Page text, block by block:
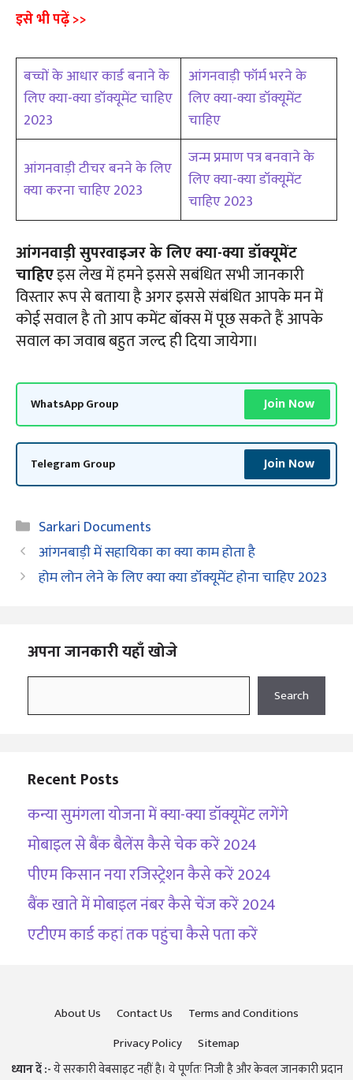
इसे भी पढ़ें >>
बच्चों के आधार कार्ड बनाने के
लिए क्या-क्या डॉक्यूमेंट चाहिए
2023
आंगनवाड़ी फॉर्म भरने के
लिए क्या-क्या डॉक्यूमेंट
चाहिए
आंगनवाड़ी टीचर बनने के लिए
क्या करना चाहिए 2023
जन्म प्रमाण पत्र बनवाने के
लिए क्या-क्या डॉक्यूमेंट
चाहिए 2023
आंगनवाड़ी सुपरवाइजर के लिए क्या-क्या डॉक्यूमेंट
चाहिएइस लेख में हमने इससे सबंधित सभी जानकारी
विस्तार रूप से बताया है अगर इससे संबंधित आपके मन में
कोई सवाल है तो आप कमेंट बॉक्स में पूछ सकते हैं आपके
सवाल का जवाब बहुत जल्द ही दिया जायेगा।
WhatsApp Group Join Now
Telegram Group Join Now
Categories
Sarkari Documents
आंगनबाड़ी में सहायिका का क्या काम होता है
होम लोन लेने के लिए क्या क्या डॉक्यूमेंट होना चाहिए 2023
अपना जानकारी यहाँ खोजे
Search
Recent Posts
कन्या सुमंगला योजना में क्या-क्या डॉक्यूमेंट लगेंगे
मोबाइल से बैंक बैलेंस कैसे चेक करें 2024
पीएम किसान नया रजिस्ट्रेशन कैसे करें 2024
बैंक खाते में मोबाइल नंबर कैसे चेंज करें 2024
एटीएम कार्ड कहां तक पहुंचा कैसे पता करें
About Us Contact Us
Terms and Conditions
Privacy Policy
Sitemap
ध्यान दें :-ये सरकारी वेबसाइट नहीं है। ये पूर्णतः निजी है और केवल जानकारी प्रदान